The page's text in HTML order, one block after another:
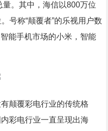
。其中，海信以800万位
号称“颠覆者”的乐视用户数
能手机市场的小米，智能
颠覆彩电行业的传统格
彩电行业一直呈现出海